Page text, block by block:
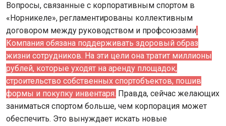
Вопросы, связанные с корпоративным спортом в
«Норникеле», регламентированы коллективным
договором между руководством и профсоюзами.
Компания обязана поддерживать здоровый образ
жизни сотрудников. На эти цели она тратит миллионы
рублей, которые уходят на аренду площадок,
строительство собственных спортобъектов, пошив
формы и покупку инвентаря. Правда, сейчас желающих
заниматься спортом больше, чем корпорация может
обеспечить. Это вынуждает искать новые